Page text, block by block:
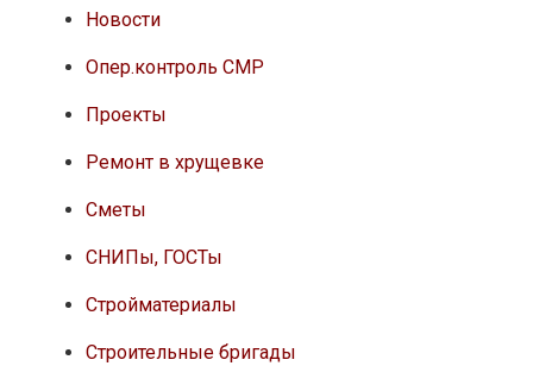
Новости
Опер.контроль СМР
Проекты
Ремонт в хрущевке
Сметы
СНИПы, ГОСТы
Стройматериалы
Строительные бригады